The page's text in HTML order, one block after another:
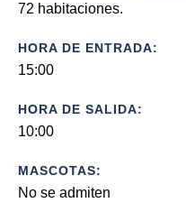
72 habitaciones.
HORA DE ENTRADA:
15:00
HORA DE SALIDA:
10:00
MASCOTAS:
No se admiten